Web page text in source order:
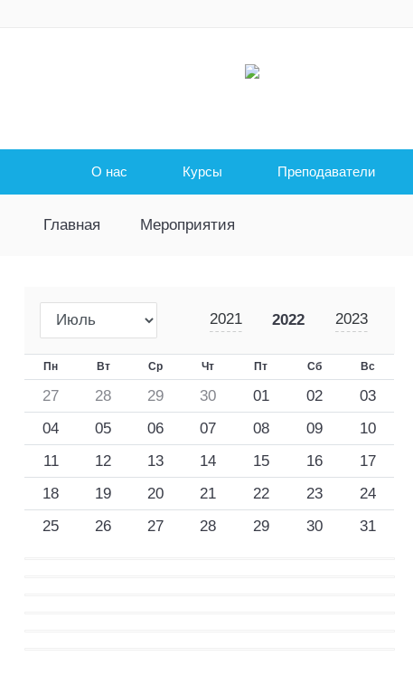
О нас Курсы Преподаватели
Главная Мероприятия
2021 2022 2023
Пн Вт Ср Чт Пт Сб Вс
27 28 29 30 01 02
03
04
05 06 07 08 09
10
11
12 13 14 15 16
17
18
19 20 21 22 23
24
25
26 27 28 29 30 31